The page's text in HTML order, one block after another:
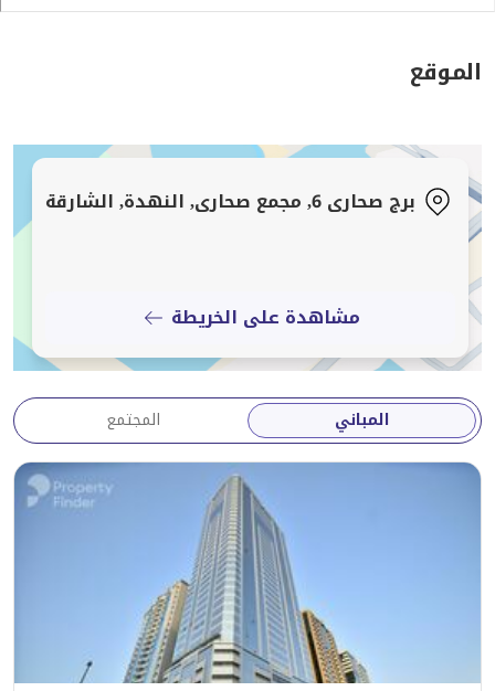
الموقع
برج صحارى 6, مجمع صحارى, النهدة, الشارقة
مشاهدة على الخريطة
المباني المجتمع